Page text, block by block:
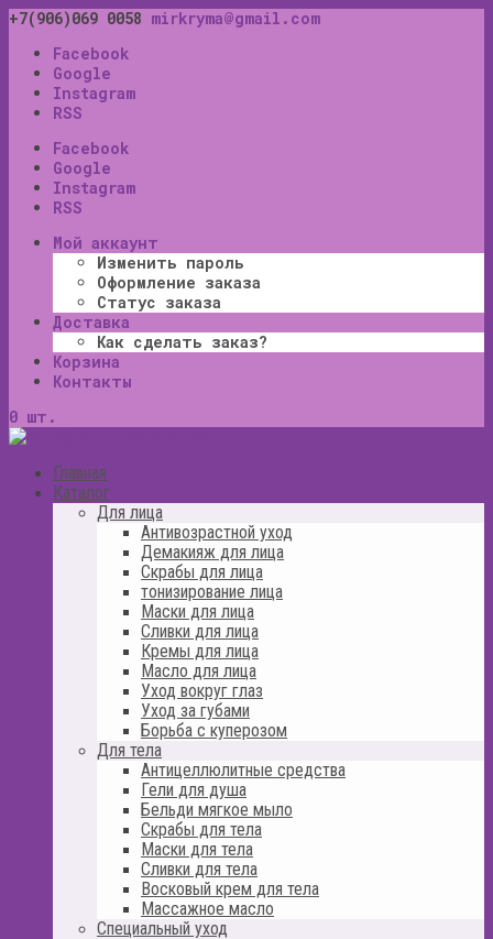
+7(906)069 0058 mirkryma@gmail.com
Facebook
Google
Instagram
RSS
Facebook
Google
Instagram
RSS
Мой аккаунт
Изменить пароль
Оформление заказа
Статус заказа
Доставка
Как сделать заказ?
Корзина
Контакты
0 шт.
Главная
Каталог
Для лица
Антивозрастной уход
Демакияж для лица
Скрабы для лица
тонизирование лица
Маски для лица
Сливки для лица
Кремы для лица
Масло для лица
Уход вокруг глаз
Уход за губами
Борьба с куперозом
Для тела
Антицеллюлитные средства
Гели для душа
Бельди мягкое мыло
Скрабы для тела
Маски для тела
Сливки для тела
Восковый крем для тела
Массажное масло
Специальный уход